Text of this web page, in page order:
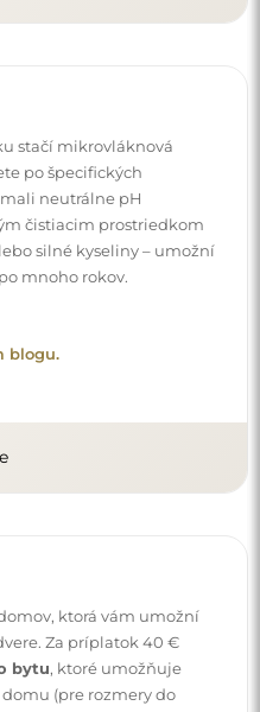
stačí mikrovláknová
po špecifických
neutrálne pH
čistiacim prostriedkom
silné kyseliny – umožní
mnoho rokov.
blogu.
ktorá vám umožní
Za príplatok 40 €
bytu, ktoré umožňuje
(pre rozmery do